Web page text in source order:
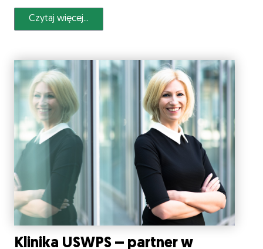
Czytaj więcej...
Klinika USWPS – partner w